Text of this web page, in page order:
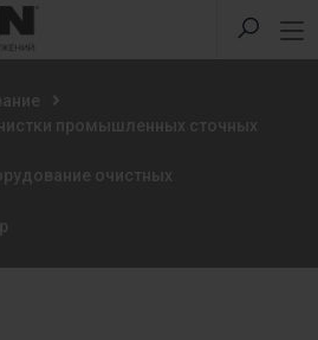
промышленных сточных
очистных